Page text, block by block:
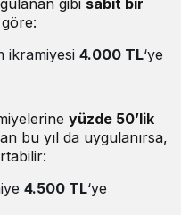
ikramiyesi 4.000 TL‘ye
yüzde 50’lik
bu yıl da uygulanırsa,
4.500 TL‘ye